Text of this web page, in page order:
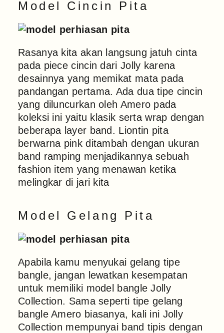
Model Cincin Pita
Rasanya kita akan langsung jatuh cinta
pada piece cincin dari Jolly karena
desainnya yang memikat mata pada
pandangan pertama. Ada dua tipe cincin
yang diluncurkan oleh Amero pada
koleksi ini yaitu klasik serta wrap dengan
beberapa layer band. Liontin pita
berwarna pink ditambah dengan ukuran
band ramping menjadikannya sebuah
fashion item yang menawan ketika
melingkar di jari kita
Model Gelang Pita
Apabila kamu menyukai gelang tipe
bangle, jangan lewatkan kesempatan
untuk memiliki model bangle Jolly
Collection. Sama seperti tipe gelang
bangle Amero biasanya, kali ini Jolly
Collection mempunyai band tipis dengan